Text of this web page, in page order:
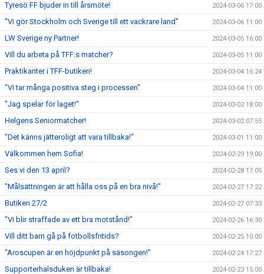
Tyresö FF bjuder in till årsmöte! 2024-03-06 17:00
"Vi gör Stockholm och Sverige till ett vackrare land" 2024-03-06 11:00
LW Sverige ny Partner! 2024-03-05 16:00
Vill du arbeta på TFF:s matcher? 2024-03-05 11:00
Praktikanter i TFF-butiken! 2024-03-04 16:24
"Vi tar många positiva steg i processen" 2024-03-04 11:00
"Jag spelar för laget!" 2024-03-02 18:00
Helgens Seniormatcher! 2024-03-02 07:55
"Det känns jätteroligt att vara tillbaka!" 2024-03-01 11:00
Välkommen hem Sofia! 2024-02-29 19:00
Ses vi den 13 april? 2024-02-28 17:05
"Målsättningen är att hålla oss på en bra nivå!" 2024-02-27 17:22
Butiken 27/2 2024-02-27 07:33
"Vi blir straffade av ett bra motstånd!" 2024-02-26 16:30
Vill ditt barn gå på fotbollsfritids? 2024-02-25 10:00
"Aroscupen är en höjdpunkt på säsongen!" 2024-02-24 17:27
Supporterhalsduken är tillbaka! 2024-02-23 15:00